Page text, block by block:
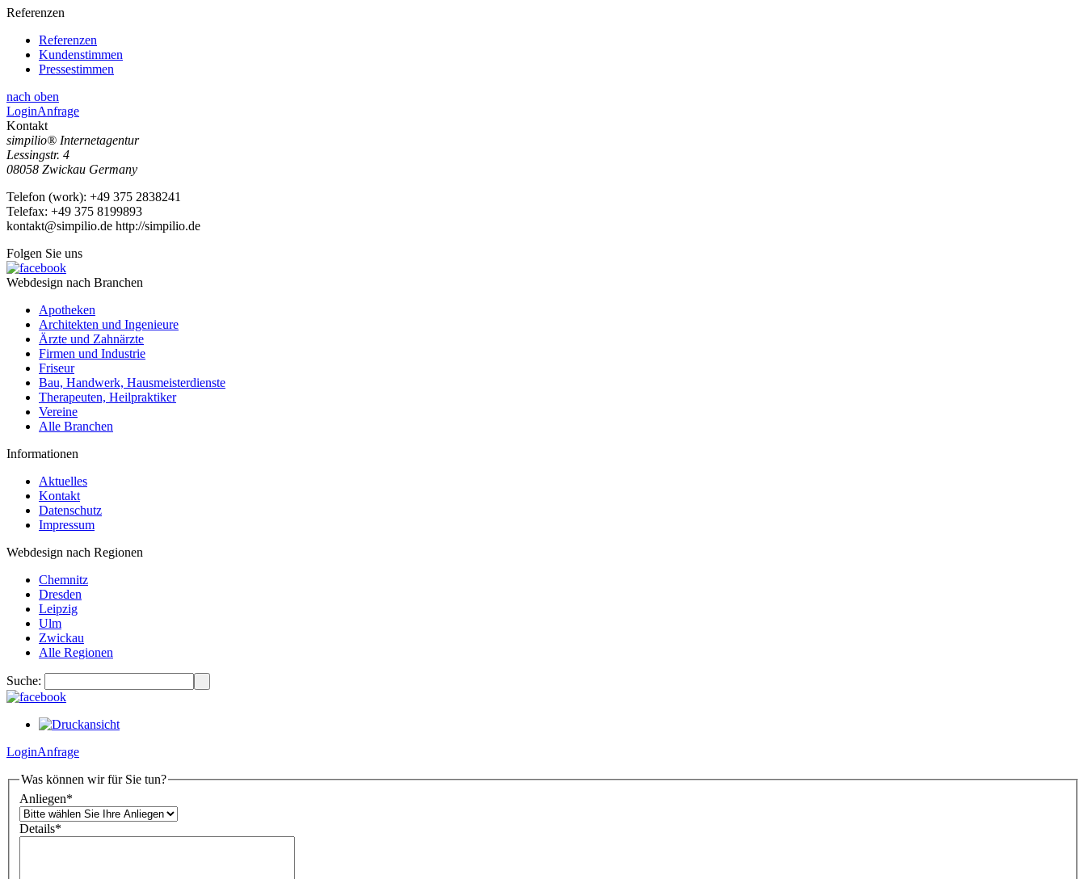
Referenzen
Referenzen
Kundenstimmen
Pressestimmen
nach oben
LoginAnfrage
Kontakt
simpilio® Internetagentur
Lessingstr. 4
08058 Zwickau Germany
Telefon (work): +49 375 2838241
Telefax: +49 375 8199893
kontakt@simpilio.de http://simpilio.de
Folgen Sie uns
Webdesign nach Branchen
Apotheken
Architekten und Ingenieure
Ärzte und Zahnärzte
Firmen und Industrie
Friseur
Bau, Handwerk, Hausmeisterdienste
Therapeuten, Heilpraktiker
Vereine
Alle Branchen
Informationen
Aktuelles
Kontakt
Datenschutz
Impressum
Webdesign nach Regionen
Chemnitz
Dresden
Leipzig
Ulm
Zwickau
Alle Regionen
Suche:
LoginAnfrage
Was können wir für Sie tun?
Anliegen*
Details*